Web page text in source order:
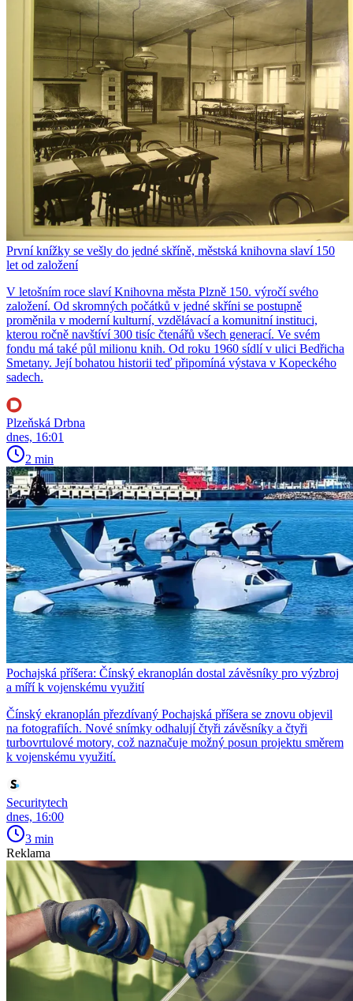
První knížky se vešly do jedné skříně, městská knihovna slaví 150
let od založení
V letošním roce slaví Knihovna města Plzně 150. výročí svého
založení. Od skromných počátků v jedné skříni se postupně
proměnila v moderní kulturní, vzdělávací a komunitní instituci,
kterou ročně navštíví 300 tisíc čtenářů všech generací. Ve svém
fondu má také půl milionu knih. Od roku 1960 sídlí v ulici Bedřicha
Smetany. Její bohatou historii teď připomíná výstava v Kopeckého
sadech.
Plzeňská Drbna
dnes, 16:01
2 min
Pochajská příšera: Čínský ekranoplán dostal závěsníky pro výzbroj
a míří k vojenskému využití
Čínský ekranoplán přezdívaný Pochajská příšera se znovu objevil
na fotografiích. Nové snímky odhalují čtyři závěsníky a čtyři
turbovrtulové motory, což naznačuje možný posun projektu směrem
k vojenskému využití.
Securitytech
dnes, 16:00
3 min
Reklama